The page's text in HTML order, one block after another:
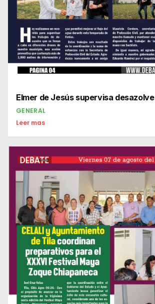
Elmer de Jesús supervisa desazolve
GENERAL
Leer mas